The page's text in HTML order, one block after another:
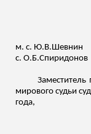
м. с. Ю.В.Шевнин
с. О.Б.Спиридонов
Заместитель
мирового судьи
года,